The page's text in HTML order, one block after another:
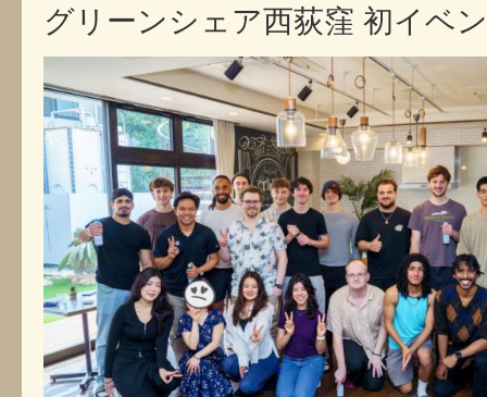
グリーンシェア西荻窪 初イベ